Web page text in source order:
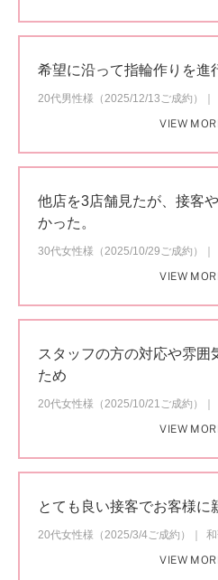
希望に沿って指輪作りを進
20代男性様（2025/12/13ご成約）
VIEW
他店を3店舗見たが、接客
かった。
30代女性様（2025/10/29ご成約）
VIEW
スタッフの方の対応や雰囲
ため
20代女性様（2025/10/21ご成約）
VIEW
とても良い接客でお客様に
20代女性様（2025/3/4ご成約）
VIEW